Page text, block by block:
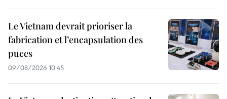
Le Vietnam devrait prioriser la
fabrication et l’encapsulation des
puces
09/08/2026 10:45